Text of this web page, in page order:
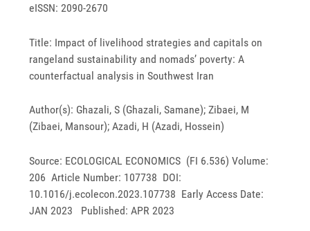
eISSN: 2090-2670
Title: Impact of livelihood strategies and capitals on
rangeland sustainability and nomads’ poverty: A
counterfactual analysis in Southwest Iran
Author(s): Ghazali, S (Ghazali, Samane); Zibaei, M
(Zibaei, Mansour); Azadi, H (Azadi, Hossein)
Source: ECOLOGICAL ECONOMICS (FI 6.536) Volume:
206 Article Number: 107738 DOI:
10.1016/j.ecolecon.2023.107738 Early Access Date:
JAN 2023 Published: APR 2023